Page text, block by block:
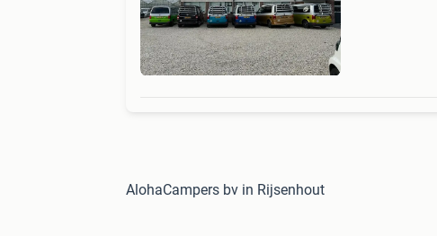
AlohaCampers bv in Rijsenhout